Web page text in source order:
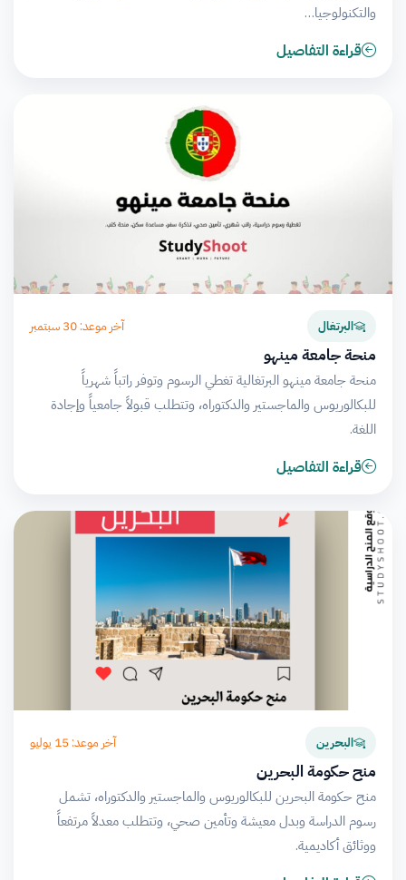
والتكنولوجيا…
قراءة التفاصيل
البرتغال آخر موعد: 30 سبتمبر
منحة جامعة مينهو
منحة جامعة مينهو البرتغالية تغطي الرسوم وتوفر راتباً شهرياً
للبكالوريوس والماجستير والدكتوراه، وتتطلب قبولاً جامعياً وإجادة
اللغة.
قراءة التفاصيل
البحرين آخر موعد: 15 يوليو
منح حكومة البحرين
منح حكومة البحرين للبكالوريوس والماجستير والدكتوراه، تشمل
رسوم الدراسة وبدل معيشة وتأمين صحي، وتتطلب معدلاً مرتفعاً
ووثائق أكاديمية.